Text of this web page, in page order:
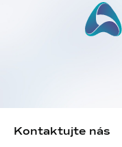
Kontaktujte nás